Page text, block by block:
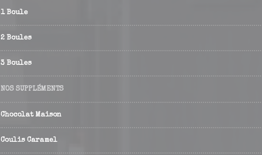
1 Boule
2 Boules
3 Boules
NOS SUPPLÉMENTS
Chocolat Maison
Coulis Caramel